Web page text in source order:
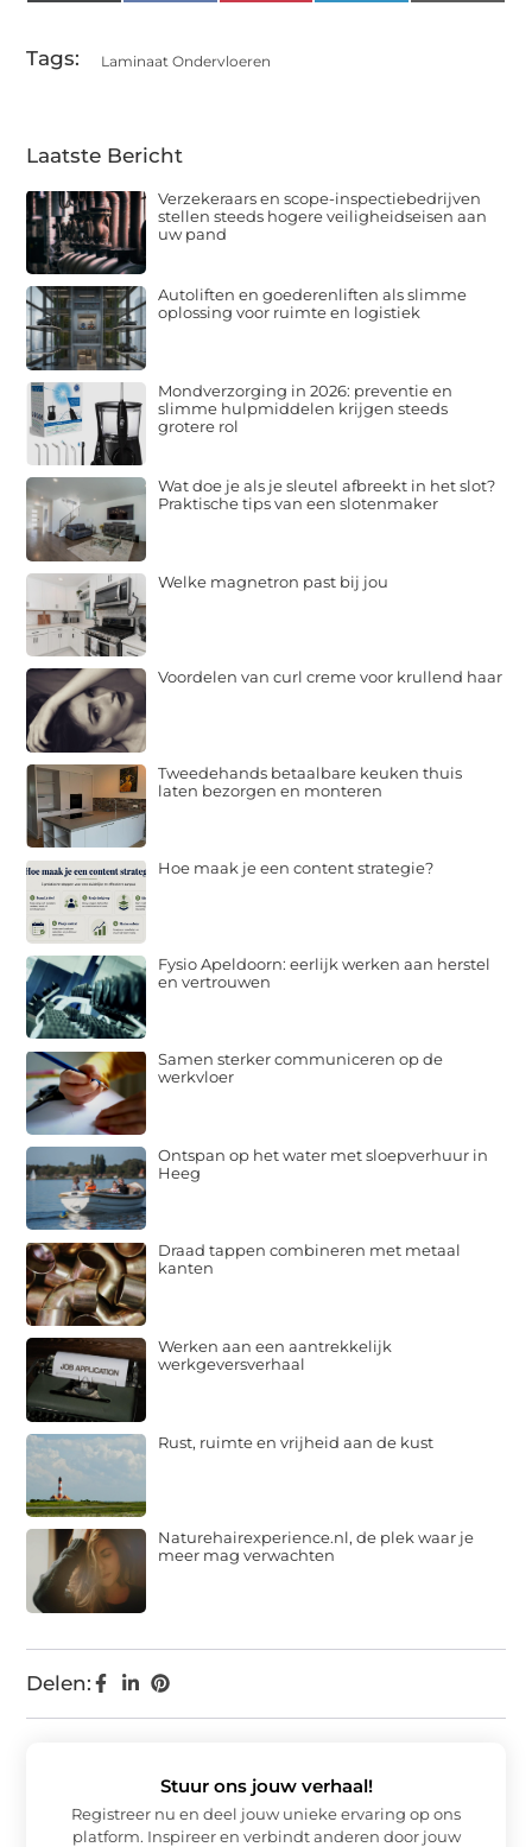
(Twitter)
Tags: Laminaat Ondervloeren
Delen:
Laatste Bericht
Verzekeraars en scope-inspectiebedrijven
stellen steeds hogere veiligheidseisen aan
uw pand
Autoliften en goederenliften als slimme
oplossing voor ruimte en logistiek
Mondverzorging in 2026: preventie en
slimme hulpmiddelen krijgen steeds
grotere rol
Wat doe je als je sleutel afbreekt in het slot?
Praktische tips van een slotenmaker
Welke magnetron past bij jou
Voordelen van curl creme voor krullend haar
Tweedehands betaalbare keuken thuis
laten bezorgen en monteren
Hoe maak je een content strategie?
Fysio Apeldoorn: eerlijk werken aan herstel
en vertrouwen
Samen sterker communiceren op de
werkvloer
Ontspan op het water met sloepverhuur in
Heeg
Draad tappen combineren met metaal
kanten
Werken aan een aantrekkelijk
werkgeversverhaal
Rust, ruimte en vrijheid aan de kust
Naturehairexperience.nl, de plek waar je
meer mag verwachten
Stuur ons jouw verhaal!
Registreer nu en deel jouw unieke ervaring op ons
platform. Inspireer en verbindt anderen door jouw